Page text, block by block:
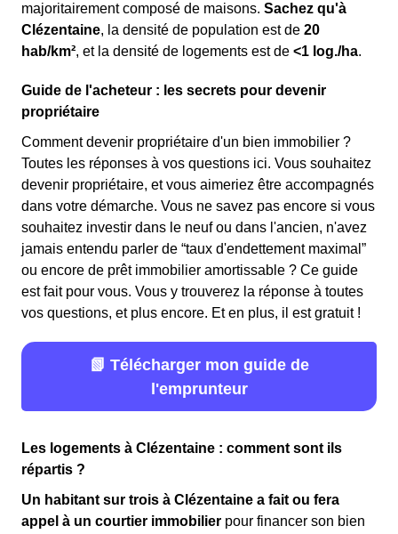
majoritairement composé de maisons. Sachez qu'à
Clézentaine, la densité de population est de 20
hab/km², et la densité de logements est de <1 log./ha.
Guide de l'acheteur : les secrets pour devenir
propriétaire
Comment devenir propriétaire d'un bien immobilier ?
Toutes les réponses à vos questions ici. Vous souhaitez
devenir propriétaire, et vous aimeriez être accompagnés
dans votre démarche. Vous ne savez pas encore si vous
souhaitez investir dans le neuf ou dans l'ancien, n'avez
jamais entendu parler de “taux d'endettement maximal”
ou encore de prêt immobilier amortissable ? Ce guide
est fait pour vous. Vous y trouverez la réponse à toutes
vos questions, et plus encore. Et en plus, il est gratuit !
📗 Télécharger mon guide de
l'emprunteur
Les logements à Clézentaine : comment sont ils
répartis ?
Un habitant sur trois à Clézentaine a fait ou fera
appel à un courtier immobilier pour financer son bien